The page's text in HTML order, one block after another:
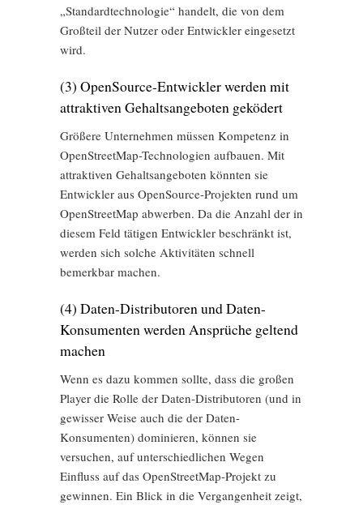
„Standardtechnologie“ handelt, die von dem
Großteil der Nutzer oder Entwickler eingesetzt
wird.
(3) OpenSource-Entwickler werden mit
attraktiven Gehaltsangeboten geködert
Größere Unternehmen müssen Kompetenz in
OpenStreetMap-Technologien aufbauen. Mit
attraktiven Gehaltsangeboten könnten sie
Entwickler aus OpenSource-Projekten rund um
OpenStreetMap abwerben. Da die Anzahl der in
diesem Feld tätigen Entwickler beschränkt ist,
werden sich solche Aktivitäten schnell
bemerkbar machen.
(4) Daten-Distributoren und Daten-
Konsumenten werden Ansprüche geltend
machen
Wenn es dazu kommen sollte, dass die großen
Player die Rolle der Daten-Distributoren (und in
gewisser Weise auch die der Daten-
Konsumenten) dominieren, können sie
versuchen, auf unterschiedlichen Wegen
Einfluss auf das OpenStreetMap-Projekt zu
gewinnen. Ein Blick in die Vergangenheit zeigt,